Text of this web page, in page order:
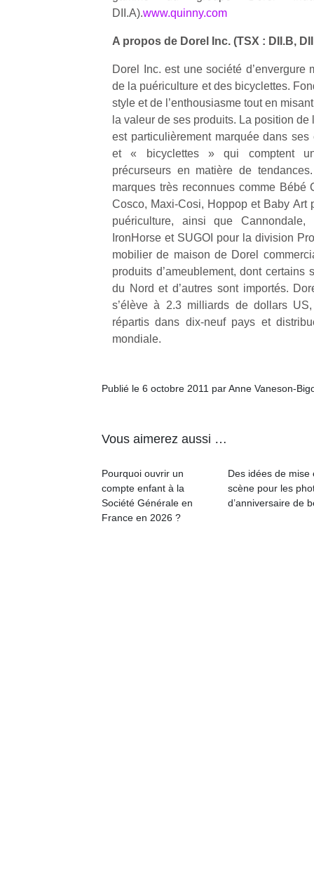
DII.A).www.quinny.com
A propos de Dorel Inc. (TSX : DII.B,
Dorel Inc. est une société d’envergure
de la puériculture et des bicyclettes.
style et de l’enthousiasme tout en
la valeur de ses produits. La position de
est particulièrement marquée dans
et « bicyclettes » qui comptent
précurseurs en matière de
marques très reconnues comme Bébé
Cosco, Maxi-Cosi, Hoppop et Baby Art
puériculture, ainsi que Cannondale,
IronHorse et SUGOI pour la division
mobilier de maison de Dorel
produits d’ameublement, dont certains
du Nord et d’autres sont importés.
s’élève à 2.3 milliards de dollars
répartis dans dix-neuf pays et
mondiale.
Publié le 6 octobre 2011 par Anne Vaneson-
Vous aimerez aussi …
Pourquoi ouvrir un
compte enfant à la
Société Générale en
France en 2026 ?
Des idées de mise
scène pour les
d’anniversaire de
à
…
NextGen,
une
nouvelle
trottinette
enfants
d’énergie.
n’est pas
toujours
simple.
Conjuguer
Des
trampolines
pour les
l’occasion
rêvée
pour les